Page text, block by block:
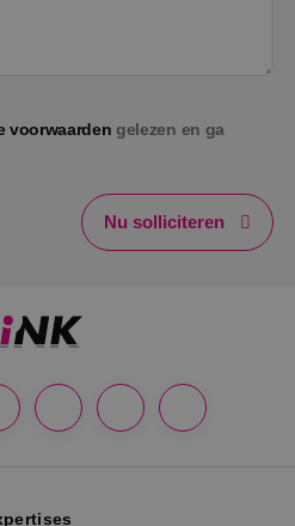
voorwaarden gelezen en ga
Nu solliciteren
YouTube
.youtube.com
5
weken